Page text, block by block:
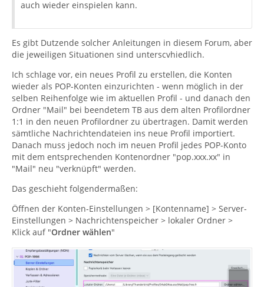
auch wieder einspielen kann.
Es gibt Dutzende solcher Anleitungen in diesem Forum, aber
die jeweiligen Situationen sind unterscvhiedlich.
Ich schlage vor, ein neues Profil zu erstellen, die Konten
wieder als POP-Konten einzurichten - wenn möglich in der
selben Reihenfolge wie im aktuellen Profil - und danach den
Ordner "Mail" bei beendetem TB aus dem alten Profilordner
1:1 in den neuen Profilordner zu übertragen. Damit werden
sämtliche Nachrichtendateien ins neue Profil importiert.
Danach muss jedoch noch im neuen Profil jedes POP-Konto
mit dem entsprechenden Kontenordner "pop.xxx.xx" in
"Mail" neu "verknüpft" werden.
Das geschieht folgendermaßen:
Öffnen der Konten-Einstellungen > [Kontenname] > Server-
Einstellungen > Nachrichtenspeicher > lokaler Ordner >
Klick auf "Ordner wählen"